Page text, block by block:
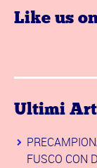
Like us
Ultimi
FUSCO CON